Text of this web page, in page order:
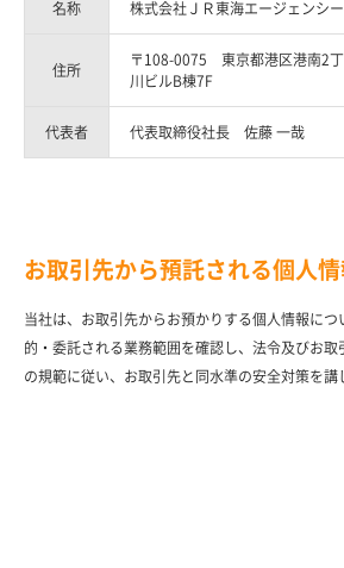
名称 株式会社ＪＲ東海エージェンシー
住所
〒108-0075 東京都港区港南2丁
川ビルB棟7F
代表者 代表取締役社長 佐藤 一哉
お取引先から預託される個人
当社は、お取引先からお預かりする個人情報につ
的・委託される業務範囲を確認し、法令及びお
の規範に従い、お取引先と同水準の安全対策を講